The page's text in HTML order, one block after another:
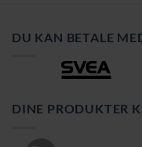
DU KAN BETALE
DINE PRODUKTER